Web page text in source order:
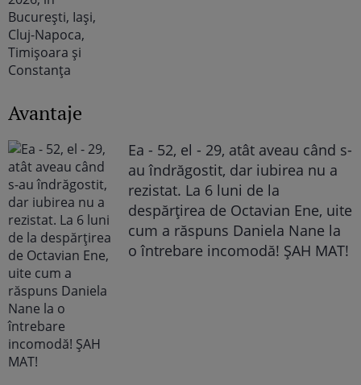
Avantaje
Ea - 52, el - 29, atât aveau când s-
au îndrăgostit, dar iubirea nu a
rezistat. La 6 luni de la
despărțirea de Octavian Ene, uite
cum a răspuns Daniela Nane la
o întrebare incomodă! ȘAH MAT!